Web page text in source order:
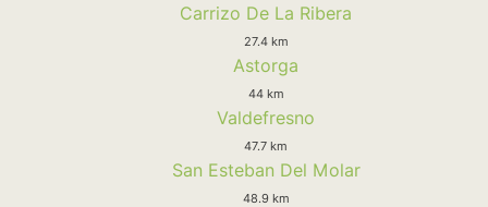
Carrizo De La Ribera
27.4 km
Astorga
44 km
Valdefresno
47.7 km
San Esteban Del Molar
48.9 km